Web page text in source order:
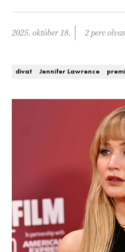
PÁRKAPCSOLAT
AWARDS
BEAUTY AWARDS
2025. október 18. 2 perc
divat Jennifer Lawrence